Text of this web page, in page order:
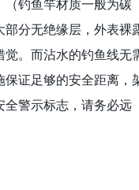
钓鱼竿材质一般为碳
分无绝缘层，外表裸
。而沾水的钓鱼线无
证足够的安全距离，
全警示标志，请务必远